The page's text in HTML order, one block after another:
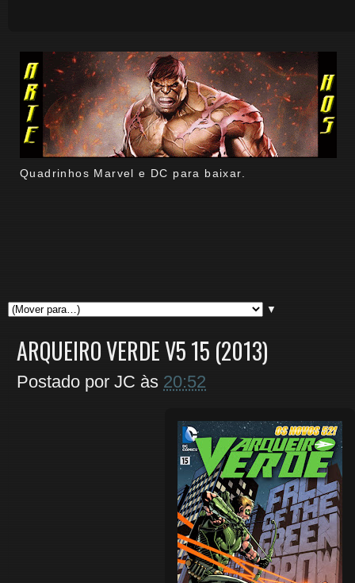
Quadrinhos Marvel e DC para baixar.
▼
ARQUEIRO VERDE V5 15 (2013)
Postado por JC às 20:52